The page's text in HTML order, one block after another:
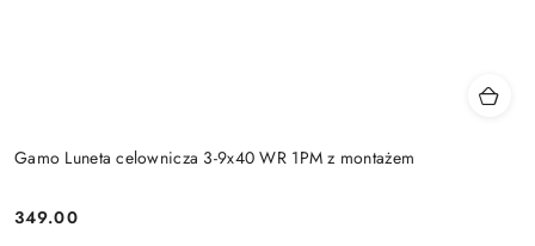
Gamo Luneta celownicza 3-9x40 WR 1PM z montażem
Cena:
349.00